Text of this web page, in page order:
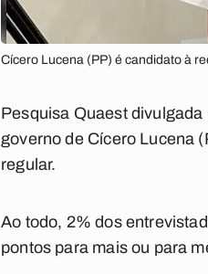
Cícero Lucena (PP) é candidato à
Pesquisa Quaest
governo de Cícero Lucena
regular.
Ao todo, 2% dos
pontos para mais ou para